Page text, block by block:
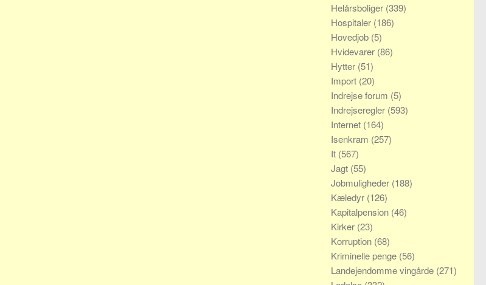
Helårsboliger (339)
Hospitaler (186)
Hovedjob (5)
Hvidevarer (86)
Hytter (51)
Import (20)
Indrejse forum (5)
Indrejseregler (593)
Internet (164)
Isenkram (257)
It (567)
Jagt (55)
Jobmuligheder (188)
Kæledyr (126)
Kapitalpension (46)
Kirker (23)
Korruption (68)
Kriminelle penge (56)
Landejendomme vingårde (271)